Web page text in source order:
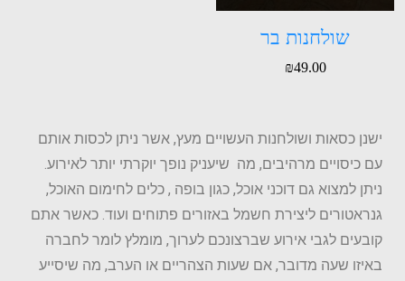
שולחנות בר
₪49.00
ישנן כסאות ושולחנות העשויים מעץ, אשר ניתן לכסות אותם
עם כיסויים מרהיבים, מה שיעניק נופך יוקרתי יותר לאירוע.
ניתן למצוא גם דוכני אוכל, כגון בופה , כלים לחימום האוכל,
גנראטורים ליצירת חשמל באזורים פתוחים ועוד. כאשר אתם
קובעים לגבי אירוע שברצונכם לערוך, מומלץ לומר לחברה
באיזו שעה מדובר, אם שעות הצהריים או הערב, מה שיסייע